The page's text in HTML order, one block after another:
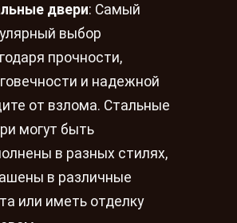
двери: Самый
выбор
прочности,
и надежной
от взлома. Стальные
могут быть
в разных стилях,
в различные
или иметь отделку